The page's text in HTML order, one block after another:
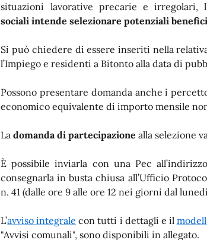
situazioni lavorative precarie e irregolari,
socialiintende selezionare potenziali
Si può chiedere di essere inseriti nella
l’Impiego e residenti a Bitonto alla data di
Possono presentare domanda anche i
economico equivalente di importo mensile
Ladomanda di partecipazione alla selezione
È possibile inviarla con una Pec all’indirizzo
consegnarla in busta chiusa all’Ufficio
n. 41 (dalle ore 9 alle ore 12 nei giorni dal
L’avviso integrale con tutti i dettagli e il
"Avvisi comunali", sono disponibili in allegato.